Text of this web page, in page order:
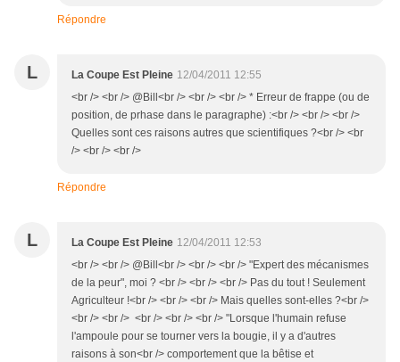
Répondre
L La Coupe Est Pleine 12/04/2011 12:55
<br /> <br /> @Bill<br /> <br /> <br /> * Erreur de frappe (ou de
position, de prhase dans le paragraphe) :<br /> <br /> <br />
Quelles sont ces raisons autres que scientifiques ?<br /> <br
/> <br /> <br />
Répondre
L La Coupe Est Pleine 12/04/2011 12:53
<br /> <br /> @Bill<br /> <br /> <br /> "Expert des mécanismes
de la peur", moi ? <br /> <br /> <br /> Pas du tout ! Seulement
Agriculteur !<br /> <br /> <br /> Mais quelles sont-elles ?<br />
<br /> <br /> <br /> <br /> <br /> "Lorsque l'humain refuse
l'ampoule pour se tourner vers la bougie, il y a d'autres
raisons à son<br /> comportement que la bêtise et